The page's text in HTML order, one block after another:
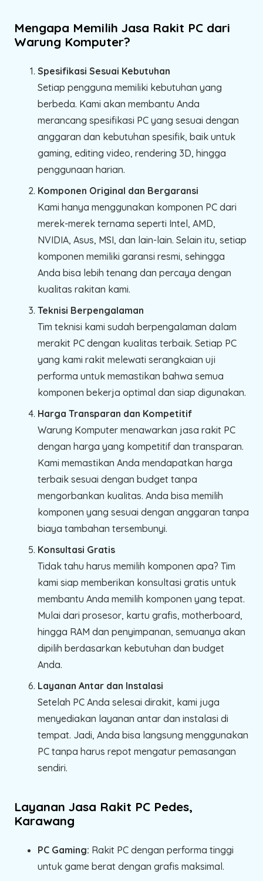
Mengapa Memilih Jasa Rakit PC dari
Warung Komputer?
Spesifikasi Sesuai Kebutuhan
Setiap pengguna memiliki kebutuhan yang
berbeda. Kami akan membantu Anda
merancang spesifikasi PC yang sesuai dengan
anggaran dan kebutuhan spesifik, baik untuk
gaming, editing video, rendering 3D, hingga
penggunaan harian.
Komponen Original dan Bergaransi
Kami hanya menggunakan komponen PC dari
merek-merek ternama seperti Intel, AMD,
NVIDIA, Asus, MSI, dan lain-lain. Selain itu, setiap
komponen memiliki garansi resmi, sehingga
Anda bisa lebih tenang dan percaya dengan
kualitas rakitan kami.
Teknisi Berpengalaman
Tim teknisi kami sudah berpengalaman dalam
merakit PC dengan kualitas terbaik. Setiap PC
yang kami rakit melewati serangkaian uji
performa untuk memastikan bahwa semua
komponen bekerja optimal dan siap digunakan.
Harga Transparan dan Kompetitif
Warung Komputer menawarkan jasa rakit PC
dengan harga yang kompetitif dan transparan.
Kami memastikan Anda mendapatkan harga
terbaik sesuai dengan budget tanpa
mengorbankan kualitas. Anda bisa memilih
komponen yang sesuai dengan anggaran tanpa
biaya tambahan tersembunyi.
Konsultasi Gratis
Tidak tahu harus memilih komponen apa? Tim
kami siap memberikan konsultasi gratis untuk
membantu Anda memilih komponen yang tepat.
Mulai dari prosesor, kartu grafis, motherboard,
hingga RAM dan penyimpanan, semuanya akan
dipilih berdasarkan kebutuhan dan budget
Anda.
Layanan Antar dan Instalasi
Setelah PC Anda selesai dirakit, kami juga
menyediakan layanan antar dan instalasi di
tempat. Jadi, Anda bisa langsung menggunakan
PC tanpa harus repot mengatur pemasangan
sendiri.
Layanan Jasa Rakit PC Pedes,
Karawang
PC Gaming: Rakit PC dengan performa tinggi
untuk game berat dengan grafis maksimal.